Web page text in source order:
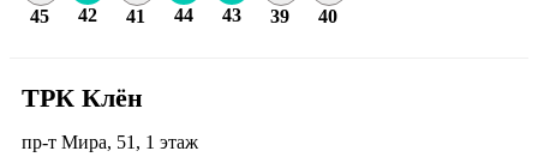
45 42 41 44 43 39 40
ТРК Клён
пр-т Мира, 51, 1 этаж